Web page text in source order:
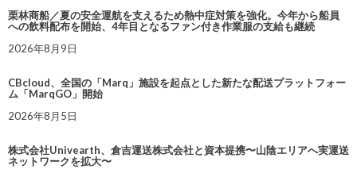
栗林商船／夏の安全運航を支えるため熱中症対策を強化。今年から船員
への飲料配布を開始、4年目となるファン付き作業服の支給も継続
2026年8月9日
CBcloud、全国の「Marq」施設を起点とした新たな配送プラットフォー
ム「MarqGO」開始
2026年8月5日
株式会社Univearth、倉吉運送株式会社と資本提携〜山陰エリアへ実運送
ネットワークを拡大〜